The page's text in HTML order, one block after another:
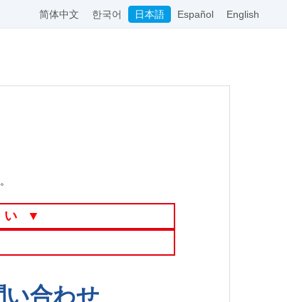
简体中文 한국어 日本語 Español English
▼
合わせ